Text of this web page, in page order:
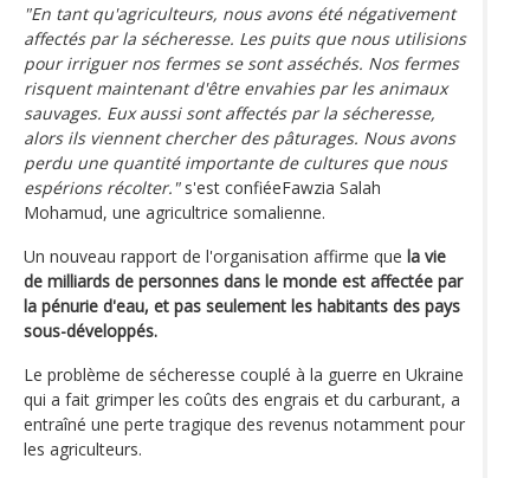
"En tant qu'agriculteurs, nous avons été négativement
affectés par la sécheresse. Les puits que nous utilisions
pour irriguer nos fermes se sont asséchés. Nos fermes
risquent maintenant d'être envahies par les animaux
sauvages. Eux aussi sont affectés par la sécheresse,
alors ils viennent chercher des pâturages. Nous avons
perdu une quantité importante de cultures que nous
espérions récolter."s'est confiéeFawzia Salah
Mohamud, une agricultrice somalienne.
Un nouveau rapport de l'organisation affirme que la vie
de milliards de personnes dans le monde est affectée par
la pénurie d'eau, et pas seulement les habitants des pays
sous-développés.
Le problème de sécheresse couplé à la guerre en Ukraine
qui a fait grimper les coûts des engrais et du carburant, a
entraîné une perte tragique des revenus notamment pour
les agriculteurs.